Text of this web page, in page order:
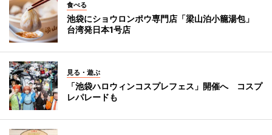
食べる
池袋にショウロンポウ専門店「梁山泊小籠湯包」
台湾発日本1号店
見る・遊ぶ
「池袋ハロウィンコスプレフェス」開催へ コスプ
レパレードも